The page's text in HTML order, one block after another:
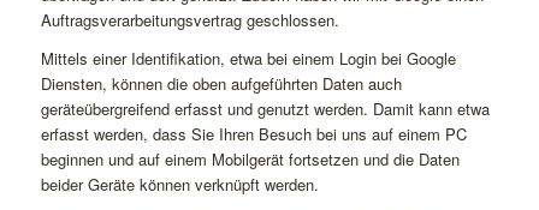
Auftragsverarbeitungsvertrag geschlossen.
Mittels einer Identifikation, etwa bei einem Login bei Google
Diensten, können die oben aufgeführten Daten auch
geräteübergreifend erfasst und genutzt werden. Damit kann etwa
erfasst werden, dass Sie Ihren Besuch bei uns auf einem PC
beginnen und auf einem Mobilgerät fortsetzen und die Daten
beider Geräte können verknüpft werden.